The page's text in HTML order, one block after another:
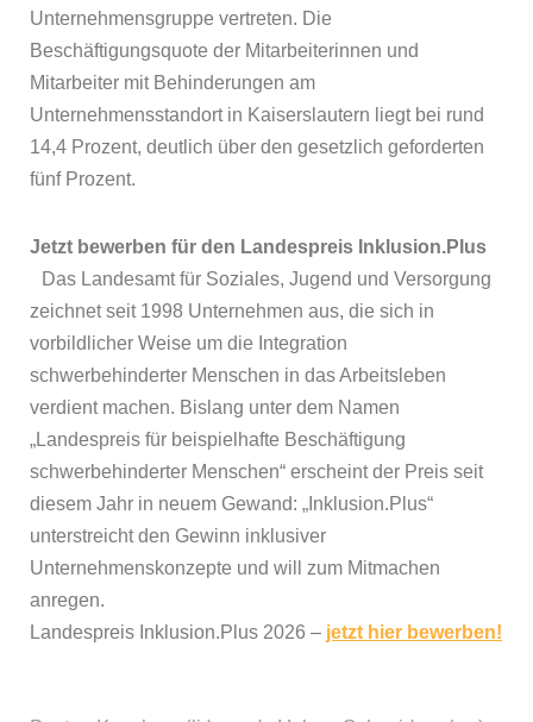
Unternehmensgruppe vertreten. Die
Beschäftigungsquote der Mitarbeiterinnen und
Mitarbeiter mit Behinderungen am
Unternehmensstandort in Kaiserslautern liegt bei rund
14,4 Prozent, deutlich über den gesetzlich geforderten
fünf Prozent.
Jetzt bewerben für den Landespreis Inklusion.Plus
Das Landesamt für Soziales, Jugend und Versorgung
zeichnet seit 1998 Unternehmen aus, die sich in
vorbildlicher Weise um die Integration
schwerbehinderter Menschen in das Arbeitsleben
verdient machen. Bislang unter dem Namen
„Landespreis für beispielhafte Beschäftigung
schwerbehinderter Menschen“ erscheint der Preis seit
diesem Jahr in neuem Gewand: „Inklusion.Plus“
unterstreicht den Gewinn inklusiver
Unternehmenskonzepte und will zum Mitmachen
anregen.
Landespreis Inklusion.Plus 2026 – jetzt hier bewerben!